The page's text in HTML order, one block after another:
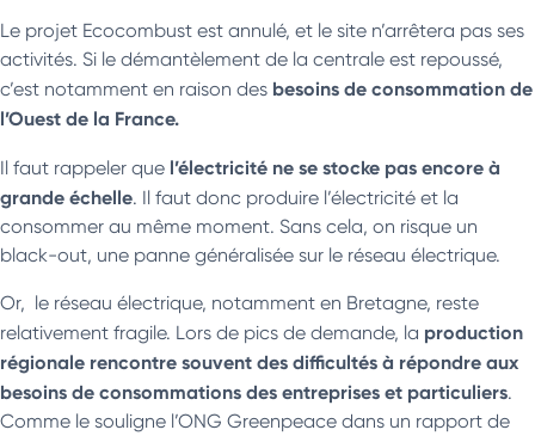
Le projet Ecocombust est annulé, et le site n’arrêtera pas ses
activités. Si le démantèlement de la centrale est repoussé,
c’est notamment en raison des besoins de consommation de
l’Ouest de la France.
Il faut rappeler que l’électricité ne se stocke pas encore à
grande échelle. Il faut donc produire l’électricité et la
consommer au même moment. Sans cela, on risque un
black-out, une panne généralisée sur le réseau électrique.
Or, le réseau électrique, notamment en Bretagne, reste
relativement fragile. Lors de pics de demande, la production
régionale rencontre souvent des difficultés à répondre aux
besoins de consommations des entreprises et particuliers.
Comme le souligne l’ONG Greenpeace dans un rapport de